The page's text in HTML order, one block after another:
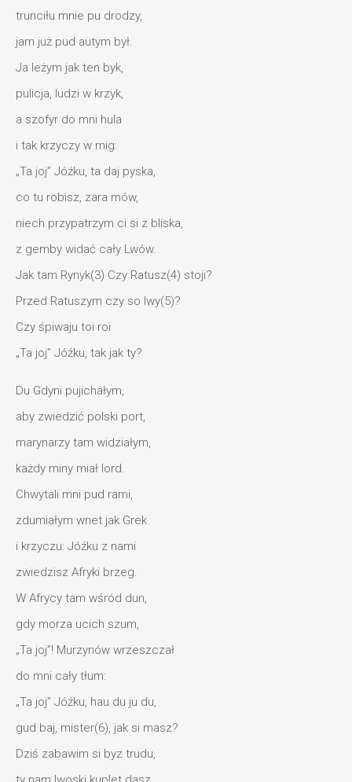
trunciłu mnie pu drodzy,
jam już pud autym był.
Ja leżym jak ten byk,
pulicja, ludzi w krzyk,
a szofyr do mni hula
i tak krzyczy w mig:
„Ta joj” Jóźku, ta daj pyska,
co tu robisz, zara mów,
niech przypatrzym ci si z bliska,
z gemby widać cały Lwów.
Jak tam Rynyk(3) Czy Ratusz(4) stoji?
Przed Ratuszym czy so lwy(5)?
Czy śpiwaju toi roi
„Ta joj” Jóźku, tak jak ty?
Du Gdyni pujichałym,
aby zwiedzić polski port,
marynarzy tam widziałym,
każdy miny miał lord.
Chwytali mni pud rami,
zdumiałym wnet jak Grek
i krzyczu: Jóźku z nami
zwiedzisz Afryki brzeg.
W Afrycy tam wśród dun,
gdy morza ucich szum,
„Ta joj”! Murzynów wrzeszczał
do mni cały tłum:
„Ta joj” Jóźku, hau du ju du,
gud baj, mister(6), jak si masz?
Dziś zabawim si byz trudu,